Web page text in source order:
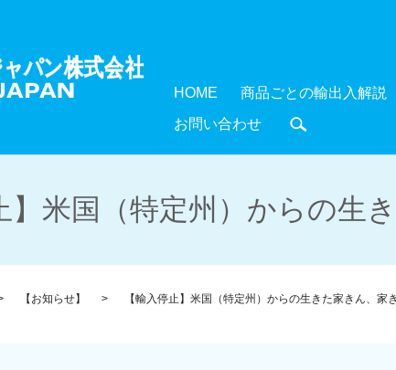
HOME 商品ごとの輸出入解説
お問い合わせ
】米国（特定州）からの
【お知らせ】 【輸入停止】米国（特定州）からの生きた家きん、家